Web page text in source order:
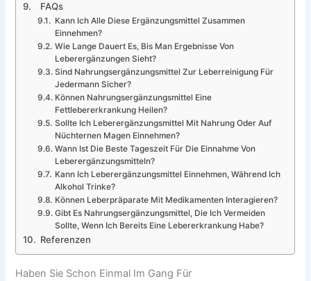
FAQs
Kann Ich Alle Diese Ergänzungsmittel Zusammen
Einnehmen?
Wie Lange Dauert Es, Bis Man Ergebnisse Von
Leberergänzungen Sieht?
Sind Nahrungsergänzungsmittel Zur Leberreinigung Für
Jedermann Sicher?
Können Nahrungsergänzungsmittel Eine
Fettlebererkrankung Heilen?
Sollte Ich Leberergänzungsmittel Mit Nahrung Oder Auf
Nüchternen Magen Einnehmen?
Wann Ist Die Beste Tageszeit Für Die Einnahme Von
Leberergänzungsmitteln?
Kann Ich Leberergänzungsmittel Einnehmen, Während Ich
Alkohol Trinke?
Können Leberpräparate Mit Medikamenten Interagieren?
Gibt Es Nahrungsergänzungsmittel, Die Ich Vermeiden
Sollte, Wenn Ich Bereits Eine Lebererkrankung Habe?
Referenzen
Haben Sie Schon Einmal Im Gang Für